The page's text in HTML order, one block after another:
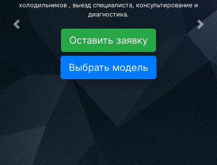
холодильников , выезд специалиста, консультирование и
диагностика.
Оставить заявку
Выбрать модель
Предыдущая